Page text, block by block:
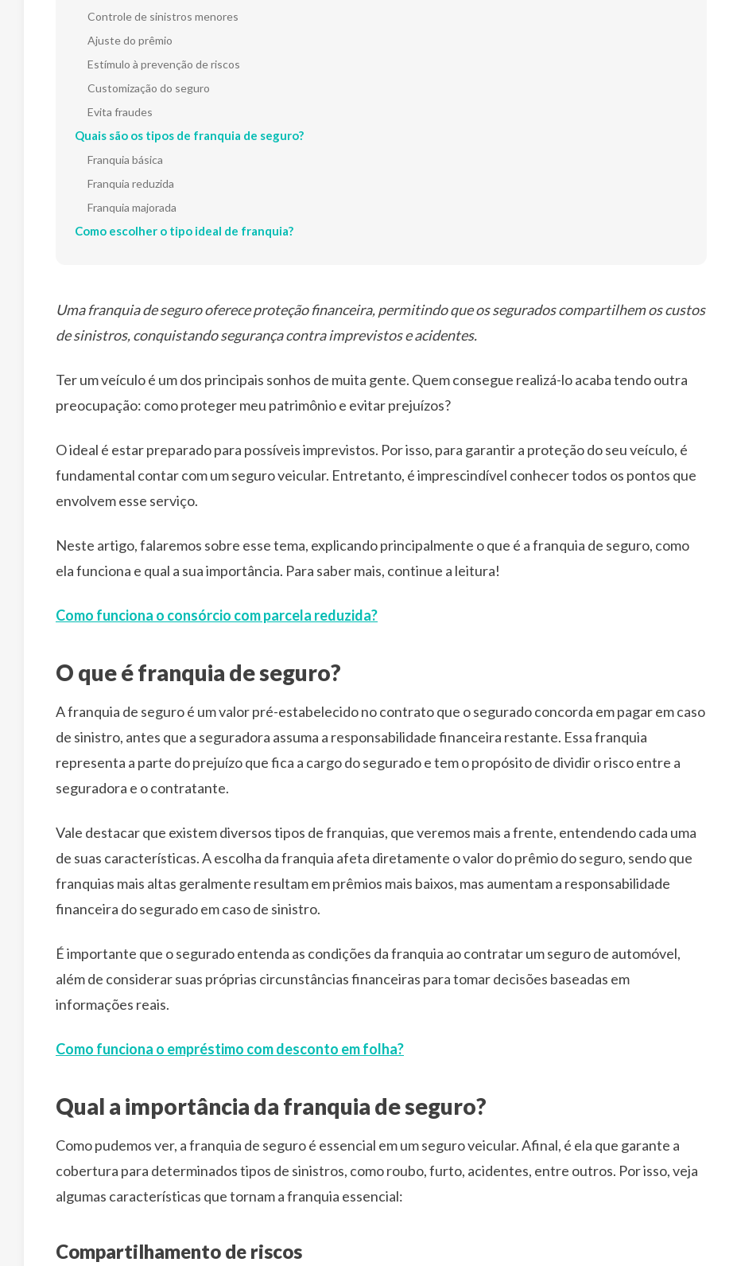
Controle de sinistros menores
Ajuste do prêmio
Estímulo à prevenção de riscos
Customização do seguro
Evita fraudes
Quais são os tipos de franquia de seguro?
Franquia básica
Franquia reduzida
Franquia majorada
Como escolher o tipo ideal de franquia?
Uma franquia de seguro oferece proteção financeira, permitindo que os segurados compartilhem os custos
de sinistros, conquistando segurança contra imprevistos e acidentes.
Ter um veículo é um dos principais sonhos de muita gente. Quem consegue realizá-lo acaba tendo outra
preocupação: como proteger meu patrimônio e evitar prejuízos?
O ideal é estar preparado para possíveis imprevistos. Por isso, para garantir a proteção do seu veículo, é
fundamental contar com um seguro veicular. Entretanto, é imprescindível conhecer todos os pontos que
envolvem esse serviço.
Neste artigo, falaremos sobre esse tema, explicando principalmente o que é a franquia de seguro, como
ela funciona e qual a sua importância. Para saber mais, continue a leitura!
Como funciona o consórcio com parcela reduzida?
O que é franquia de seguro?
A franquia de seguro é um valor pré-estabelecido no contrato que o segurado concorda em pagar em caso
de sinistro, antes que a seguradora assuma a responsabilidade financeira restante. Essa franquia
representa a parte do prejuízo que fica a cargo do segurado e tem o propósito de dividir o risco entre a
seguradora e o contratante.
Vale destacar que existem diversos tipos de franquias, que veremos mais a frente, entendendo cada uma
de suas características. A escolha da franquia afeta diretamente o valor do prêmio do seguro, sendo que
franquias mais altas geralmente resultam em prêmios mais baixos, mas aumentam a responsabilidade
financeira do segurado em caso de sinistro.
É importante que o segurado entenda as condições da franquia ao contratar um seguro de automóvel,
além de considerar suas próprias circunstâncias financeiras para tomar decisões baseadas em
informações reais.
Como funciona o empréstimo com desconto em folha?
Qual a importância da franquia de seguro?
Como pudemos ver, a franquia de seguro é essencial em um seguro veicular. Afinal, é ela que garante a
cobertura para determinados tipos de sinistros, como roubo, furto, acidentes, entre outros. Por isso, veja
algumas características que tornam a franquia essencial:
Compartilhamento de riscos